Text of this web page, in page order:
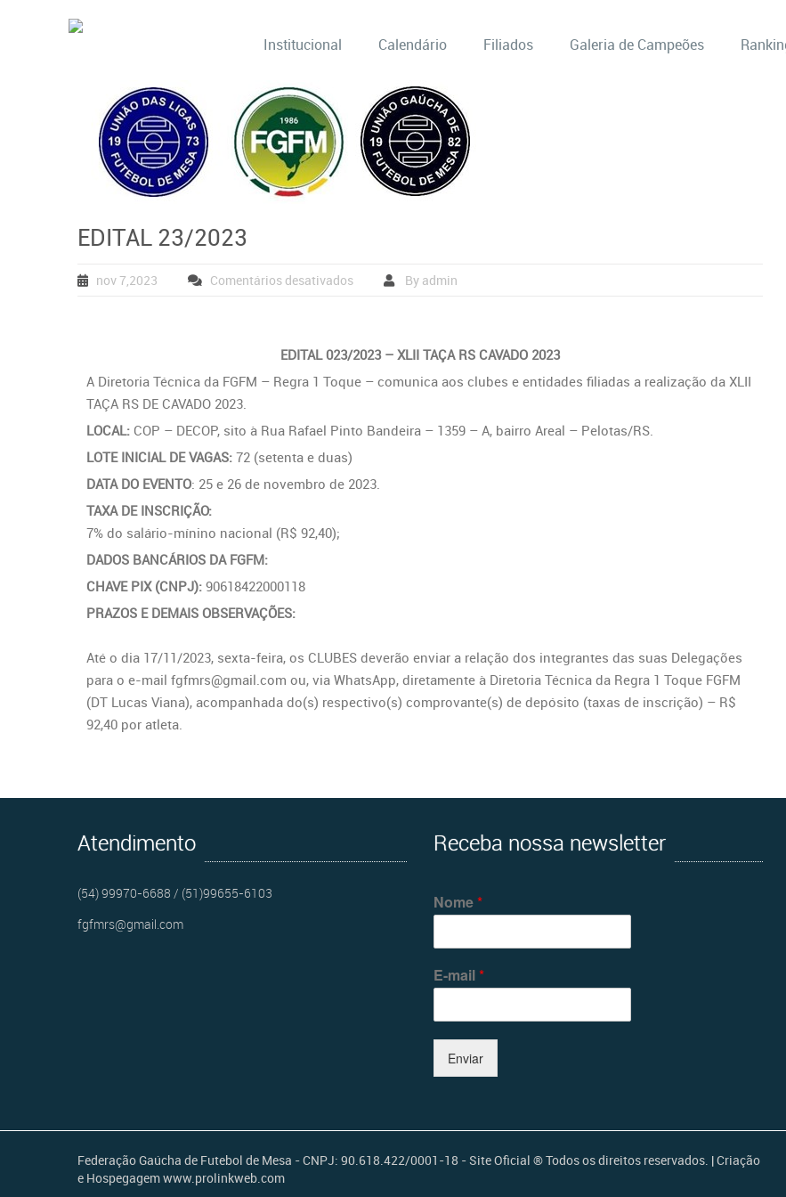
Institucional Calendário Filiados Galeria de Campeões
EDITAL 23/2023
nov 7,2023 Comentários desativados By admin
EDITAL 023/2023 – XLII TAÇA RS CAVADO 2023
A Diretoria Técnica da FGFM – Regra 1 Toque – comunica aos clubes e entidades filiadas a realização da XLII
TAÇA RS DE CAVADO 2023.
LOCAL: COP – DECOP, sito à Rua Rafael Pinto Bandeira – 1359 – A, bairro Areal – Pelotas/RS.
LOTE INICIAL DE VAGAS: 72 (setenta e duas)
DATA DO EVENTO: 25 e 26 de novembro de 2023.
TAXA DE INSCRIÇÃO:
7% do salário-mínino nacional (R$ 92,40);
DADOS BANCÁRIOS DA FGFM:
CHAVE PIX (CNPJ): 90618422000118
PRAZOS E DEMAIS OBSERVAÇÕES:
Até o dia 17/11/2023, sexta-feira, os CLUBES deverão enviar a relação dos integrantes das suas Delegações
para o e-mail fgfmrs@gmail.com ou, via WhatsApp, diretamente à Diretoria Técnica da Regra 1 Toque FGFM
(DT Lucas Viana), acompanhada do(s) respectivo(s) comprovante(s) de depósito (taxas de inscrição) – R$
92,40 por atleta.
Atendimento
(54) 99970-6688 / (51)99655-6103
fgfmrs@gmail.com
Receba nossa newsletter
Nome*
E-mail*
Enviar
Federação Gaúcha de Futebol de Mesa - CNPJ: 90.618.422/0001-18 - Site Oficial ® Todos os direitos reservados. | Criação
e Hospegagem www.prolinkweb.com